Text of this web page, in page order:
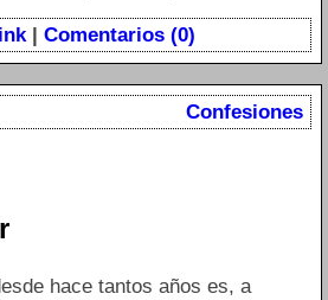
| Comentarios (0)
Confesiones
hace tantos años es, a